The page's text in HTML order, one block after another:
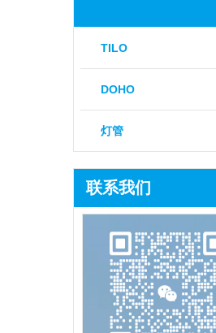
TILO
DOHO
灯管
联系我们